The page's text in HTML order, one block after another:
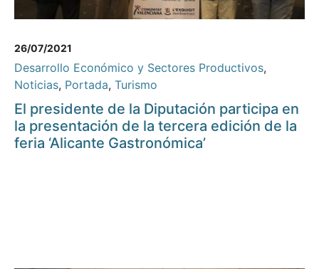
26/07/2021
Desarrollo Económico y Sectores Productivos,
Noticias, Portada, Turismo
El presidente de la Diputación participa en
la presentación de la tercera edición de la
feria ‘Alicante Gastronómica’